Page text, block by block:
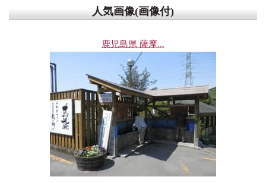
人気画像(画像付)
鹿児島県 薩摩...